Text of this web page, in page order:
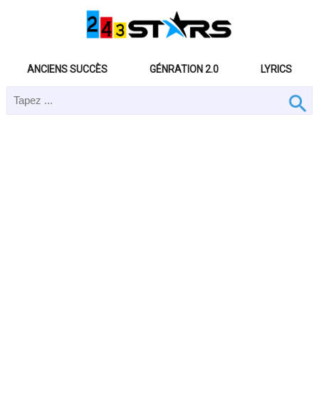
ANCIENS SUCCÈS GÉNRATION 2.0 LYRICS